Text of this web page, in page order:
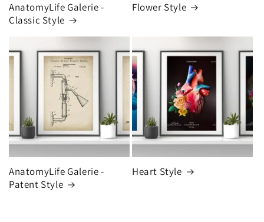
AnatomyLife Galerie -
Classic Style
Flower Style
AnatomyLife Galerie -
Patent Style
Heart Style